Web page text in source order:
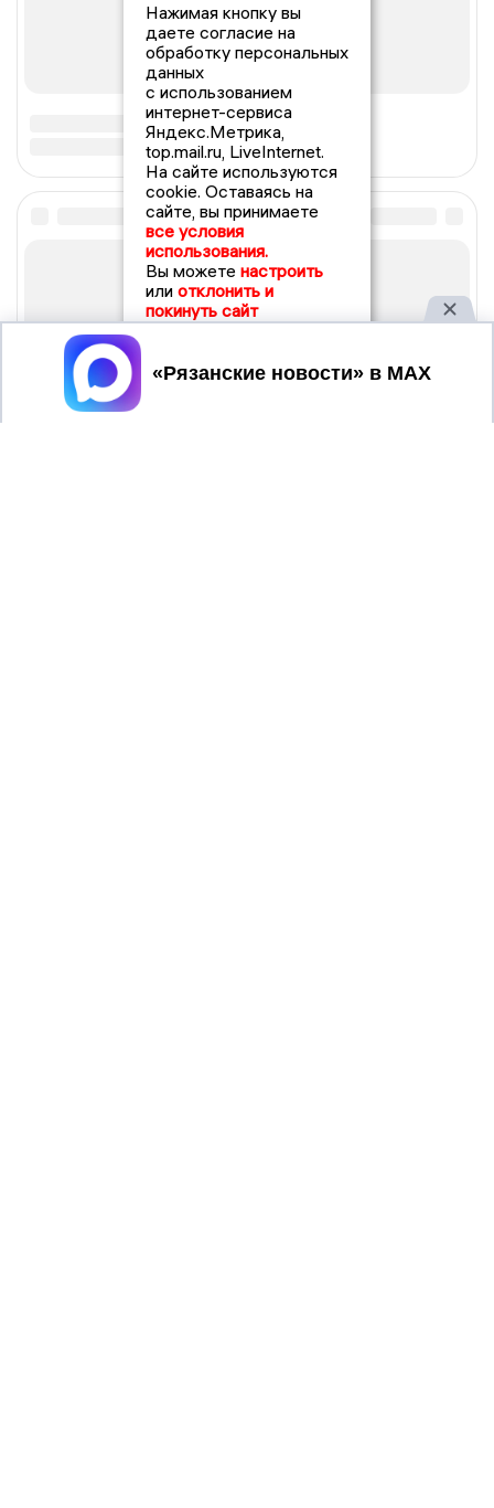
Нажимая кнопку вы
даете согласие на
обработку персональных
данных
с использованием
интернет-сервиса
Яндекс.Метрика,
top.mail.ru, LiveInternet.
На сайте используются
cookie. Оставаясь на
сайте, вы принимаете
все условия
использования.
Вы можете настроить
или отклонить и
покинуть сайт
Принять